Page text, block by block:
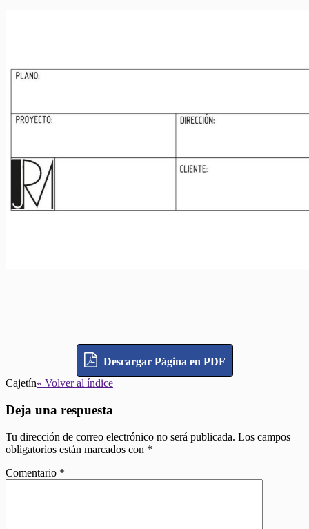
Descargar Página en PDF
Cajetín« Volver al índice
Deja una respuesta
Tu dirección de correo electrónico no será publicada. Los campos
obligatorios están marcados con *
Comentario *